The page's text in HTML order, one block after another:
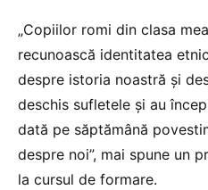
„Copiilor romi din clasa
recunoască identitatea
despre istoria noastră și
deschis sufletele și au
dată pe săptămână
despre noi”, mai spune un
la cursul de formare.